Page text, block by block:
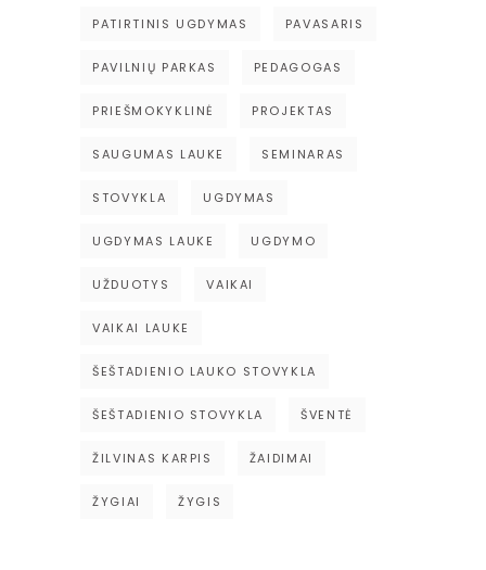
PATIRTINIS UGDYMAS PAVASARIS
PAVILNIŲ PARKAS PEDAGOGAS
PRIEŠMOKYKLINĖ PROJEKTAS
SAUGUMAS LAUKE SEMINARAS
STOVYKLA UGDYMAS
UGDYMAS LAUKE UGDYMO
UŽDUOTYS VAIKAI
VAIKAI LAUKE
ŠEŠTADIENIO LAUKO STOVYKLA
ŠEŠTADIENIO STOVYKLA ŠVENTĖ
ŽILVINAS KARPIS ŽAIDIMAI
ŽYGIAI ŽYGIS